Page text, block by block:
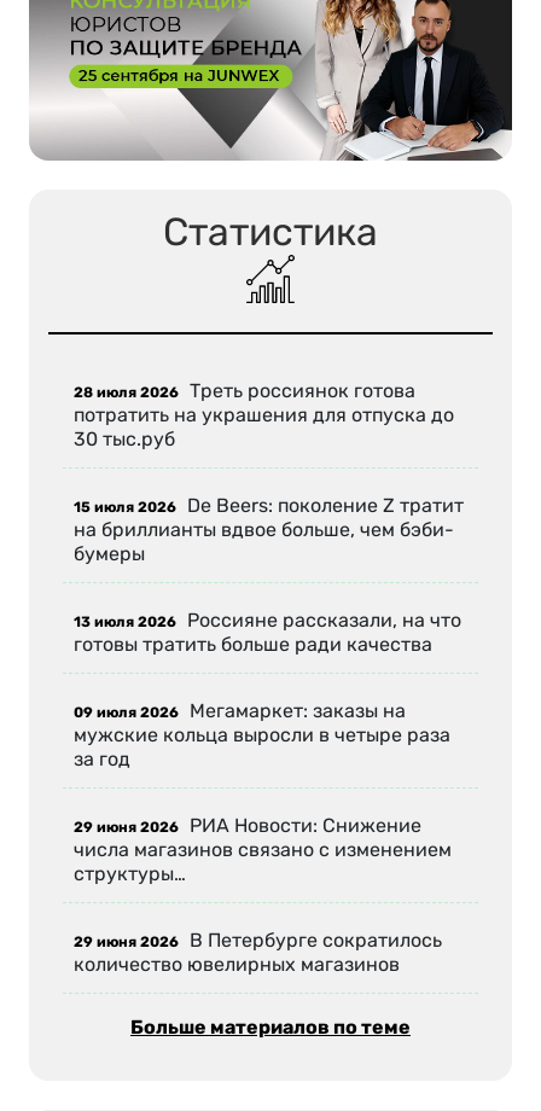
Статистика
28 июля 2026 Треть россиянок готова
потратить на украшения для отпуска до
30 тыс.руб
15 июля 2026 De Beers: поколение Z тратит
на бриллианты вдвое больше, чем бэби-
бумеры
13 июля 2026 Россияне рассказали, на что
готовы тратить больше ради качества
09 июля 2026 Мегамаркет: заказы на
мужские кольца выросли в четыре раза
за год
29 июня 2026 РИА Новости: Снижение
числа магазинов связано с изменением
структуры…
29 июня 2026 В Петербурге сократилось
количество ювелирных магазинов
Больше материалов по теме